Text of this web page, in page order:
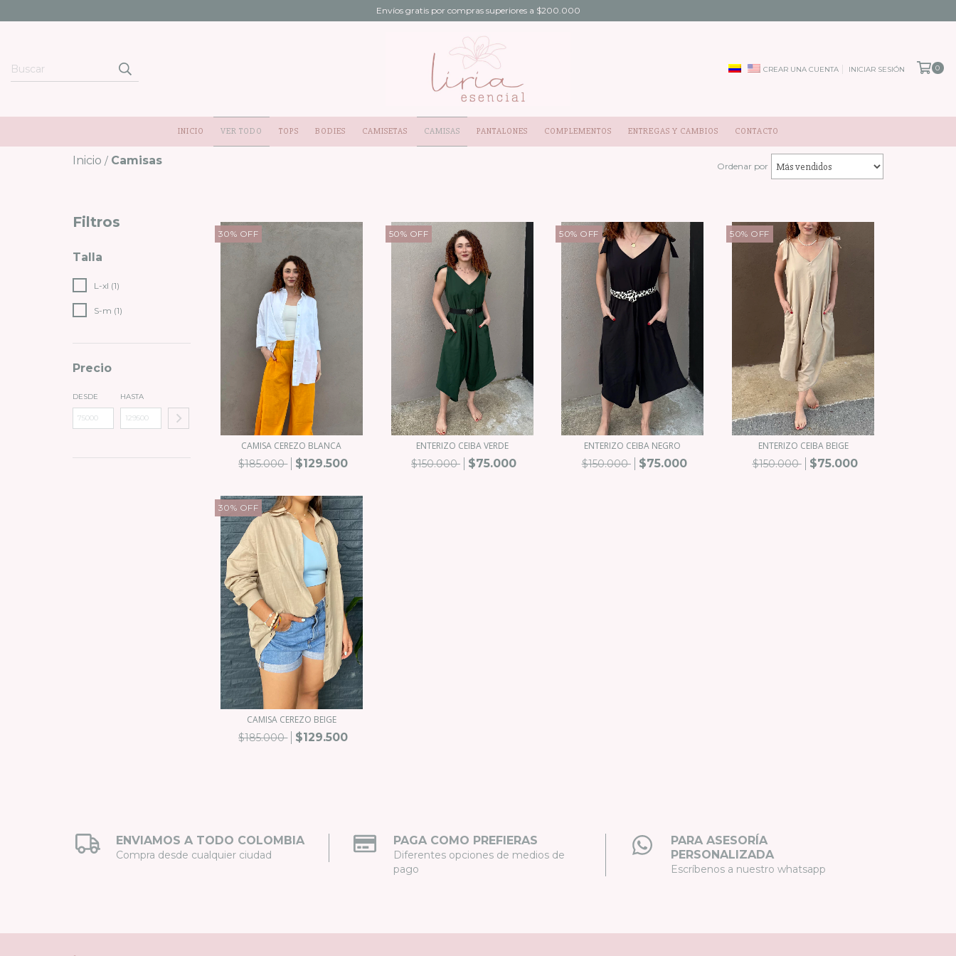
Envíos gratis por compras superiores a $200.000
CREAR UNA CUENTA INICIAR SESIÓN 0
INICIO VER TODO TOPS BODIES CAMISETAS CAMISAS PANTALONES COMPLEMENTOS ENTREGAS Y CAMBIOS CONTACTO
Inicio / Camisas Ordenar por
Filtros
Talla
L-xl (1)
S-m (1)
Precio
DESDE HASTA
30% OFF
CAMISA CEREZO BLANCA
$185.000 $129.500
50% OFF
ENTERIZO CEIBA VERDE
$150.000 $75.000
50% OFF
ENTERIZO CEIBA NEGRO
$150.000 $75.000
50% OFF
ENTERIZO CEIBA BEIGE
$150.000 $75.000
30% OFF
CAMISA CEREZO BEIGE
$185.000 $129.500
ENVIAMOS A TODO COLOMBIA
Compra desde cualquier ciudad
PAGA COMO PREFIERAS
Diferentes opciones de medios de
pago
PARA ASESORÍA
PERSONALIZADA
Escríbenos a nuestro whatsapp